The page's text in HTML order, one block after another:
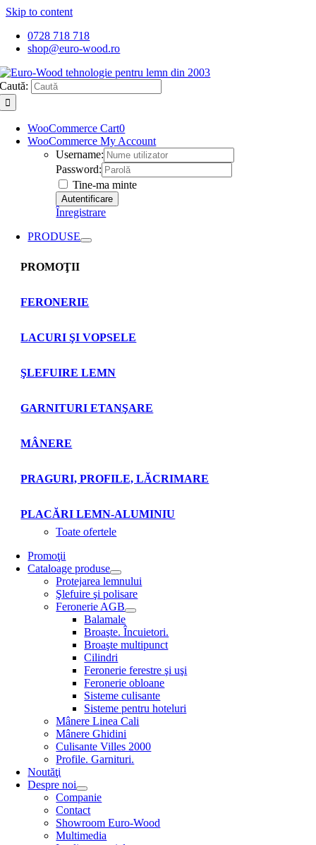
Skip to content
0728 718 718
shop@euro-wood.ro
Caută:
WooCommerce Cart0
WooCommerce My Account
Username:
Password:
Tine-ma minte
Înregistrare
PRODUSE
PROMOŢII
FERONERIE
LACURI ŞI VOPSELE
ŞLEFUIRE LEMN
GARNITURI ETANŞARE
MÂNERE
PRAGURI, PROFILE, LĂCRIMARE
PLACĂRI LEMN-ALUMINIU
Toate ofertele
Promoţii
Cataloage produse
Protejarea lemnului
Şlefuire şi polisare
Feronerie AGB
Balamale
Broaşte. Încuietori.
Broaşte multipunct
Cilindri
Feronerie ferestre şi uşi
Feronerie obloane
Sisteme culisante
Sisteme pentru hoteluri
Mânere Linea Cali
Mânere Ghidini
Culisante Villes 2000
Profile. Garnituri.
Noutăţi
Despre noi
Companie
Contact
Showroom Euro-Wood
Multimedia